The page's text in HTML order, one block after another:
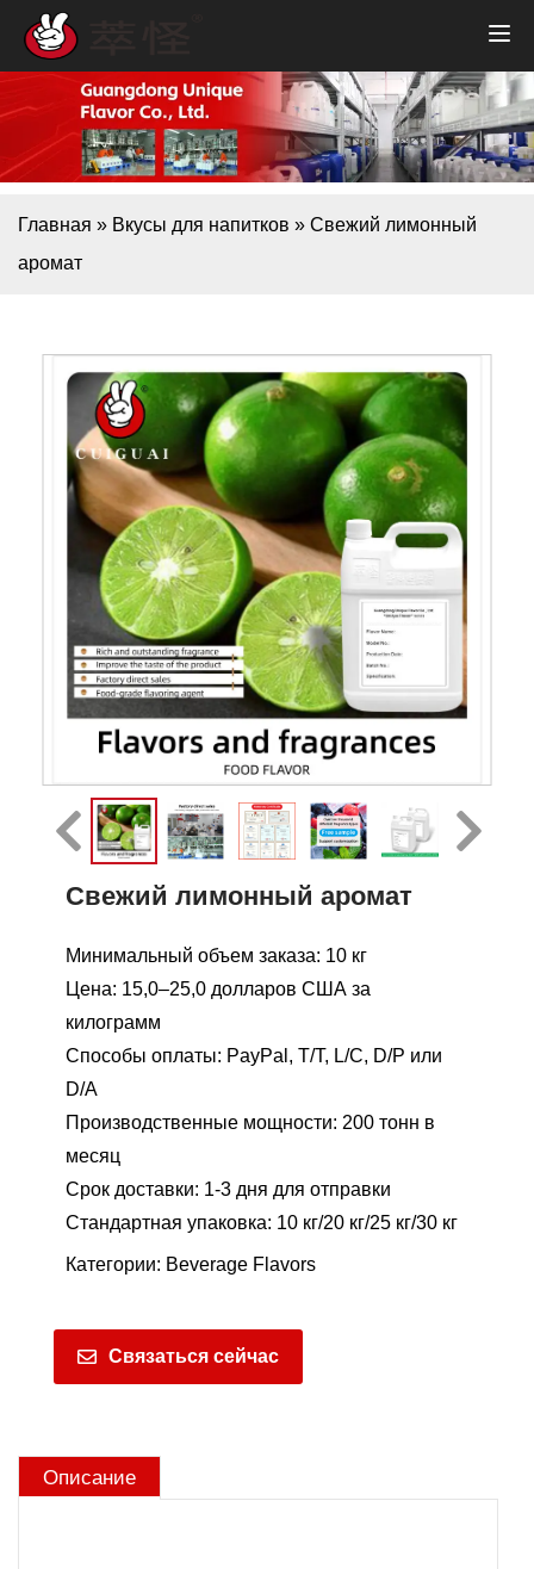
Главная » Вкусы для напитков » Свежий лимонный
аромат
Свежий лимонный аромат
Минимальный объем заказа: 10 кг
Цена: 15,0–25,0 долларов США за
килограмм
Способы оплаты: PayPal, T/T, L/C, D/P или
D/A
Производственные мощности: 200 тонн в
месяц
Срок доставки: 1-3 дня для отправки
Стандартная упаковка: 10 кг/20 кг/25 кг/30 кг
Категории: Beverage Flavors
Связаться сейчас
Описание